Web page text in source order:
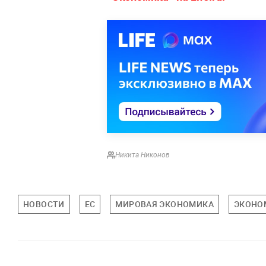
Никита Никонов
НОВОСТИ ЕС МИРОВАЯ ЭКОНОМИКА